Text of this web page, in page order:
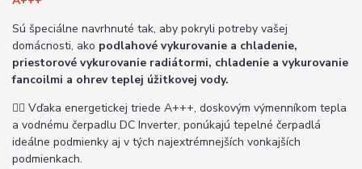
Sú špeciálne navrhnuté tak, aby pokryli potreby vašej
domácnosti, ako podlahové vykurovanie a chladenie,
priestorové vykurovanie radiátormi, chladenie a vykurovanie
fancoilmi a ohrev teplej úžitkovej vody.
👉🏽 Vďaka energetickej triede A+++, doskovým výmenníkom tepla
a vodnému čerpadlu DC Inverter, ponúkajú tepelné čerpadlá
ideálne podmienky aj v tých najextrémnejších vonkajších
podmienkach.